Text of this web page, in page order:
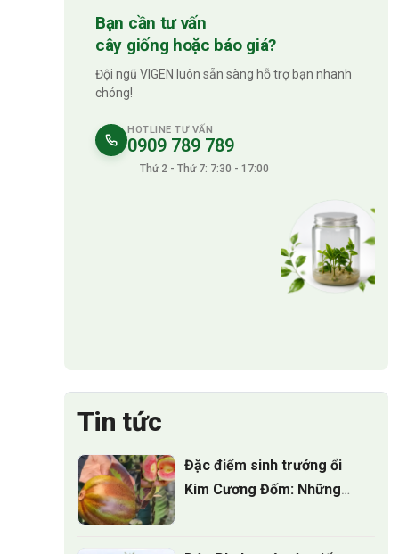
Bạn cần tư vấn
cây giống hoặc báo giá?
Đội ngũ VIGEN luôn sẵn sàng hỗ trợ bạn nhanh
chóng!
HOTLINE TƯ VẤN
0909 789 789
Thứ 2 - Thứ 7: 7:30 - 17:00
Tin tức
Đặc điểm sinh trưởng ổi
Kim Cương Đốm: Những